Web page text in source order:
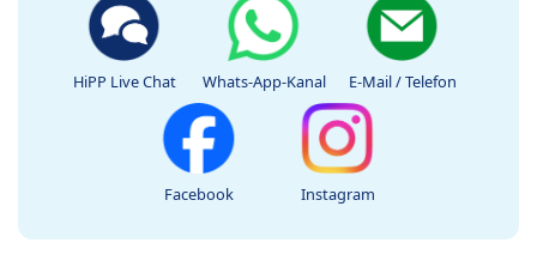
HiPP Live Chat Whats-App-Kanal E-Mail / Telefon
Facebook Instagram